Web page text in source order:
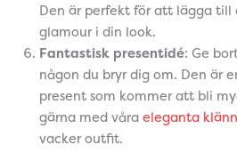
Den är perfekt för att lägga till
glamour i din look.
Fantastisk presentidé: Ge
någon du bryr dig om. Den är
present som kommer att bli
gärna med våra eleganta
vacker outfit.